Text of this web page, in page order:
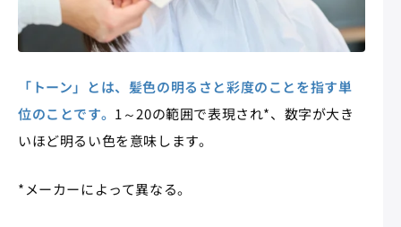
「トーン」とは、髪色の明るさと彩度のことを指す単
位のことです。 1～20の範囲で表現され*、数字が大き
いほど明るい色を意味します。
*メーカーによって異なる。